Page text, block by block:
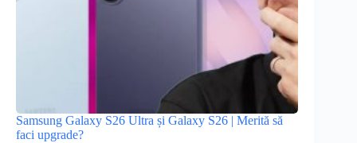
Samsung Galaxy S26 Ultra și Galaxy S26 | Merită să
faci upgrade?